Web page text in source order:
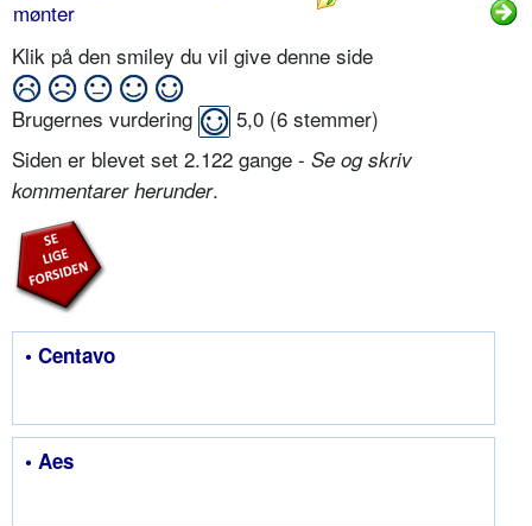
mønter
Klik på den smiley du vil give denne side
Brugernes vurdering 5,0 (6 stemmer)
Siden er blevet set 2.122 gange - Se og skriv
kommentarer herunder.
• Centavo
• Aes